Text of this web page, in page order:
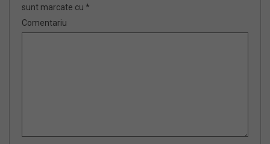
sunt marcate cu *
Comentariu